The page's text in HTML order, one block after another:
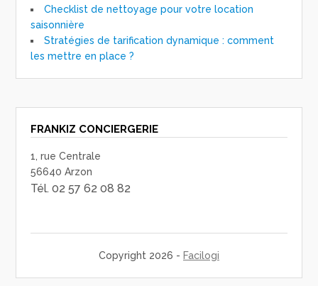
Checklist de nettoyage pour votre location
saisonnière
Stratégies de tarification dynamique : comment
les mettre en place ?
FRANKIZ CONCIERGERIE
1, rue Centrale
56640 Arzon
Tél. 02 57 62 08 82
Copyright 2026 - Facilogi